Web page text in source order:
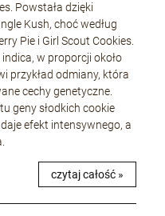
Powstała dzięki
Kush, choć według
Pie i Girl Scout Cookies.
w proporcji około
przykład odmiany, która
cechy genetyczne.
geny słodkich cookie
efekt intensywnego, a
czytaj całość »